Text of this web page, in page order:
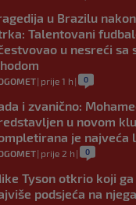
u Brazilu
Talentovani
u nesreći sa
| prije 1 h | 0
i zvanično:
u novom
je najveća
| prije 2 h | 0
Tyson otkrio koji
podsjeća na